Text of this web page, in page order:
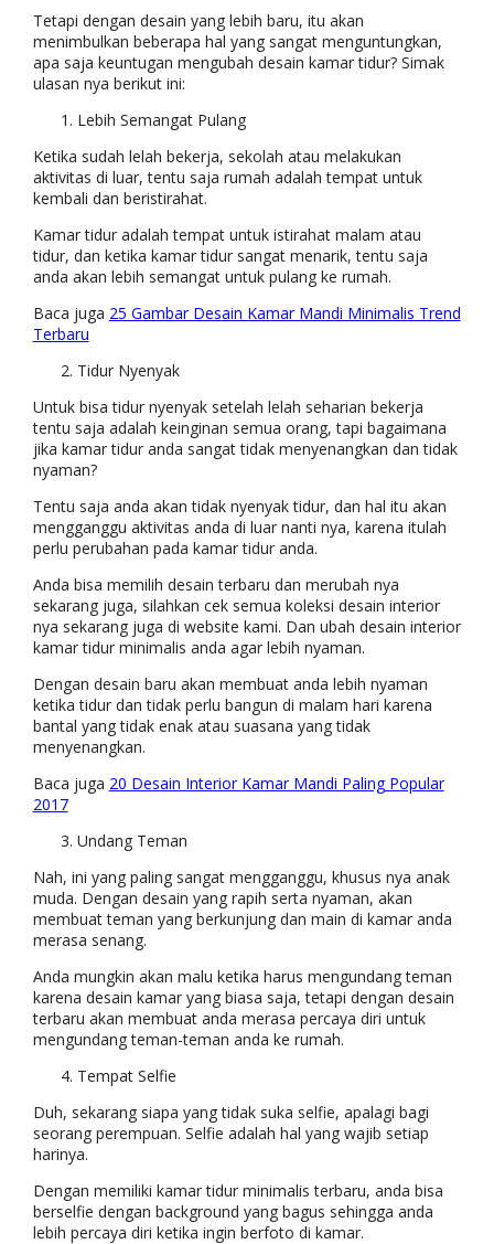
Tetapi dengan desain yang lebih baru, itu akan
menimbulkan beberapa hal yang sangat menguntungkan,
apa saja keuntugan mengubah desain kamar tidur? Simak
ulasan nya berikut ini:
Lebih Semangat Pulang
Ketika sudah lelah bekerja, sekolah atau melakukan
aktivitas di luar, tentu saja rumah adalah tempat untuk
kembali dan beristirahat.
Kamar tidur adalah tempat untuk istirahat malam atau
tidur, dan ketika kamar tidur sangat menarik, tentu saja
anda akan lebih semangat untuk pulang ke rumah.
Baca juga 25 Gambar Desain Kamar Mandi Minimalis Trend
Terbaru
Tidur Nyenyak
Untuk bisa tidur nyenyak setelah lelah seharian bekerja
tentu saja adalah keinginan semua orang, tapi bagaimana
jika kamar tidur anda sangat tidak menyenangkan dan tidak
nyaman?
Tentu saja anda akan tidak nyenyak tidur, dan hal itu akan
mengganggu aktivitas anda di luar nanti nya, karena itulah
perlu perubahan pada kamar tidur anda.
Anda bisa memilih desain terbaru dan merubah nya
sekarang juga, silahkan cek semua koleksi desain interior
nya sekarang juga di website kami. Dan ubah desain interior
kamar tidur minimalis anda agar lebih nyaman.
Dengan desain baru akan membuat anda lebih nyaman
ketika tidur dan tidak perlu bangun di malam hari karena
bantal yang tidak enak atau suasana yang tidak
menyenangkan.
Baca juga 20 Desain Interior Kamar Mandi Paling Popular
2017
Undang Teman
Nah, ini yang paling sangat mengganggu, khusus nya anak
muda. Dengan desain yang rapih serta nyaman, akan
membuat teman yang berkunjung dan main di kamar anda
merasa senang.
Anda mungkin akan malu ketika harus mengundang teman
karena desain kamar yang biasa saja, tetapi dengan desain
terbaru akan membuat anda merasa percaya diri untuk
mengundang teman-teman anda ke rumah.
Tempat Selfie
Duh, sekarang siapa yang tidak suka selfie, apalagi bagi
seorang perempuan. Selfie adalah hal yang wajib setiap
harinya.
Dengan memiliki kamar tidur minimalis terbaru, anda bisa
berselfie dengan background yang bagus sehingga anda
lebih percaya diri ketika ingin berfoto di kamar.